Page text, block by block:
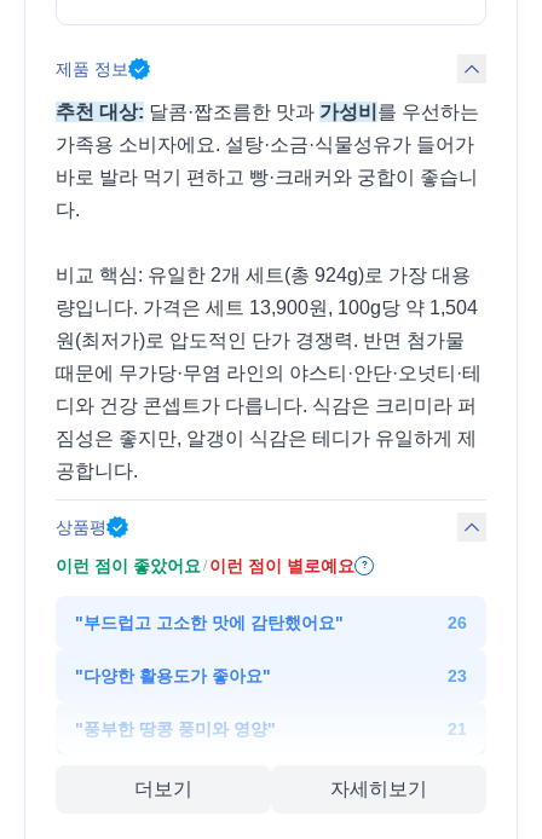
제품 정보
추천 대상: 달콤·짭조름한 맛과 가성비 를 우선하는
가족용 소비자에요. 설탕·소금·식물성유가 들어가
바로 발라 먹기 편하고 빵·크래커와 궁합이 좋습니
다.
비교 핵심: 유일한 2개 세트(총 924g)로 가장 대용
량입니다. 가격은 세트 13,900원, 100g당 약 1,504
원(최저가)로 압도적인 단가 경쟁력. 반면 첨가물
때문에 무가당·무염 라인의 야스티·안단·오넛티·테
디와 건강 콘셉트가 다릅니다. 식감은 크리미라 퍼
짐성은 좋지만, 알갱이 식감은 테디가 유일하게 제
공합니다.
상품평
이런 점이 좋았어요 / 이런 점이 별로예요 ?
"부드럽고 고소한 맛에 감탄했어요" 26
"다양한 활용도가 좋아요" 23
"풍부한 땅콩 풍미와 영양" 21
더보기 자세히보기